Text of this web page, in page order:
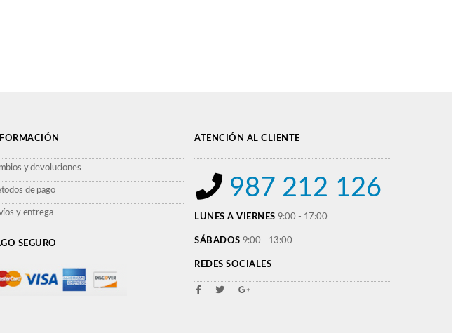
y devoluciones
de pago
y entrega
SEGURO
ATENCIÓN AL CLIENTE
987 212 126
LUNES A VIERNES 9:00 - 17:00
SÁBADOS 9:00 - 13:00
REDES SOCIALES